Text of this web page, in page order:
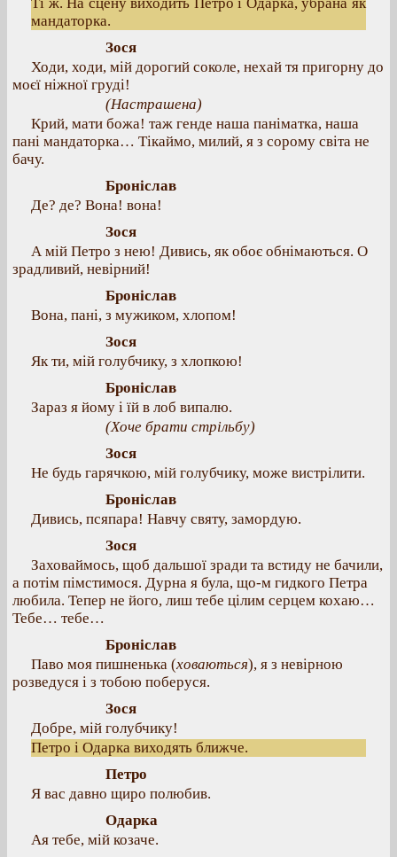
мандаторка.
Зося
Ходи, ходи, мій дорогий соколе, нехай тя пригорну до
моєї ніжної груді!
(Настрашена)
Крий, мати божа! таж генде наша паніматка, наша
пані мандаторка… Тікаймо, милий, я з сорому світа не
бачу.
Броніслав
Де? де? Вона! вона!
Зося
А мій Петро з нею! Дивись, як обоє обнімаються. О
зрадливий, невірний!
Броніслав
Вона, пані, з мужиком, хлопом!
Зося
Як ти, мій голубчику, з хлопкою!
Броніслав
Зараз я йому і їй в лоб випалю.
(Хоче брати стрільбу)
Зося
Не будь гарячкою, мій голубчику, може вистрілити.
Броніслав
Дивись, псяпара! Навчу святу, замордую.
Зося
Заховаймось, щоб дальшої зради та встиду не бачили,
а потім пімстимося. Дурна я була, що-м гидкого Петра
любила. Тепер не його, лиш тебе цілим серцем кохаю…
Тебе… тебе…
Броніслав
Паво моя пишненька (ховаються), я з невірною
розведуся і з тобою поберуся.
Зося
Добре, мій голубчику!
Петро і Одарка виходять ближче.
Петро
Я вас давно щиро полюбив.
Одарка
Ая тебе, мій козаче.